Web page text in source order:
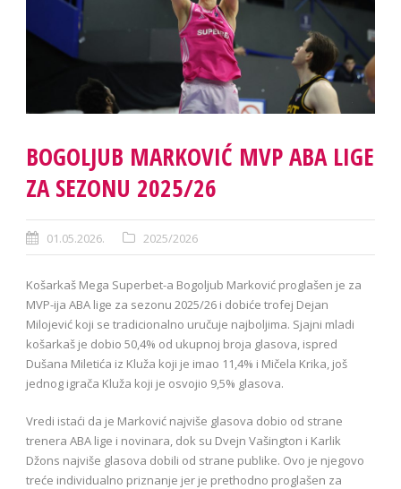
BOGOLJUB MARKOVIĆ MVP ABA LIGE
ZA SEZONU 2025/26
01.05.2026. 2025/2026
Košarkaš Mega Superbet-a Bogoljub Marković proglašen je za
MVP-ija ABA lige za sezonu 2025/26 i dobiće trofej Dejan
Milojević koji se tradicionalno uručuje najboljima. Sjajni mladi
košarkaš je dobio 50,4% od ukupnoj broja glasova, ispred
Dušana Miletića iz Kluža koji je imao 11,4% i Mičela Krika, još
jednog igrača Kluža koji je osvojio 9,5% glasova.
Vredi istaći da je Marković najviše glasova dobio od strane
trenera ABA lige i novinara, dok su Dvejn Vašington i Karlik
Džons najviše glasova dobili od strane publike. Ovo je njegovo
treće individualno priznanje jer je prethodno proglašen za